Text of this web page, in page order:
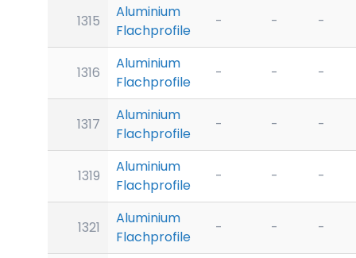
1315
Aluminium
Flachprofile
- - -
1316
Aluminium
Flachprofile
- - -
1317
Aluminium
Flachprofile
- - -
1319
Aluminium
Flachprofile
- - -
1321
Aluminium
Flachprofile
- - -